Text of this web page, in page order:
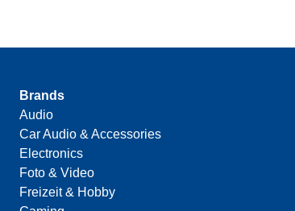
Brands
Audio
Car Audio & Accessories
Electronics
Foto & Video
Freizeit & Hobby